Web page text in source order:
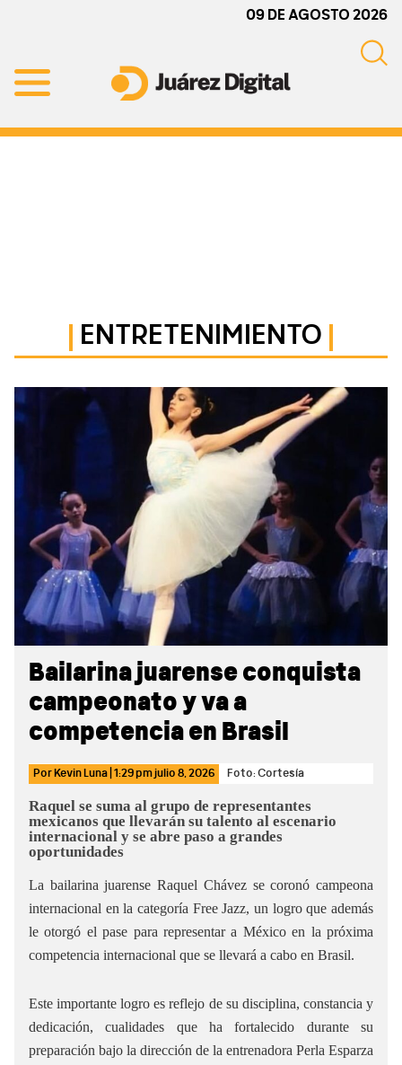
primary
navigation
main
content
primary
sidebar
09 DE AGOSTO 2026
Digital
y
ENTRETENIMIENTO
Bailarina juarense conquista
campeonato y va a
competencia en Brasil
Por Kevin Luna 1:29 pmjulio 8, 2026 Foto: Cortesía
Raquel se suma al grupo de representantes
mexicanos que llevarán su talento al escenario
internacional y se abre paso a grandes
oportunidades
La bailarina juarense Raquel Chávez se coronó campeona
internacional en la categoría Free Jazz, un logro que además
le otorgó el pase para representar a México en la próxima
competencia internacional que se llevará a cabo en Brasil.
Este importante logro es reflejo de su disciplina, constancia y
dedicación, cualidades que ha fortalecido durante su
preparación bajo la dirección de la entrenadora Perla Esparza
Primary
Sidebar